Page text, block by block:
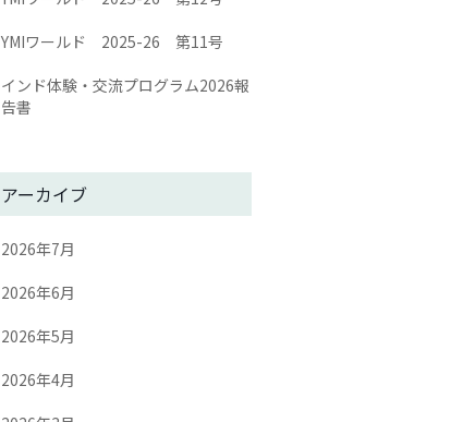
YMIワールド 2025-26 第11号
インド体験・交流プログラム2026報
告書
アーカイブ
2026年7月
2026年6月
2026年5月
2026年4月